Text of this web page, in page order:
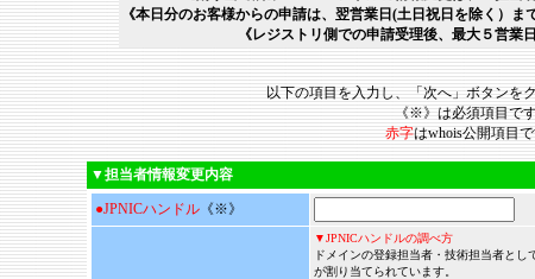
《本日分のお客様からの申請は、翌営業日(土日祝日を除く）ま
《レジストリ側での申請受理後、最大５営業
以下の項目を入力し、「次へ」ボタンを
《※》は必須項目で
赤字はwhois公開項目
▼担当者情報変更内容
●JPNICハンドル 《※》
▼JPNICハンドルの調べ方
ドメインの登録担当者・技術担当者と
が割り当てられています。